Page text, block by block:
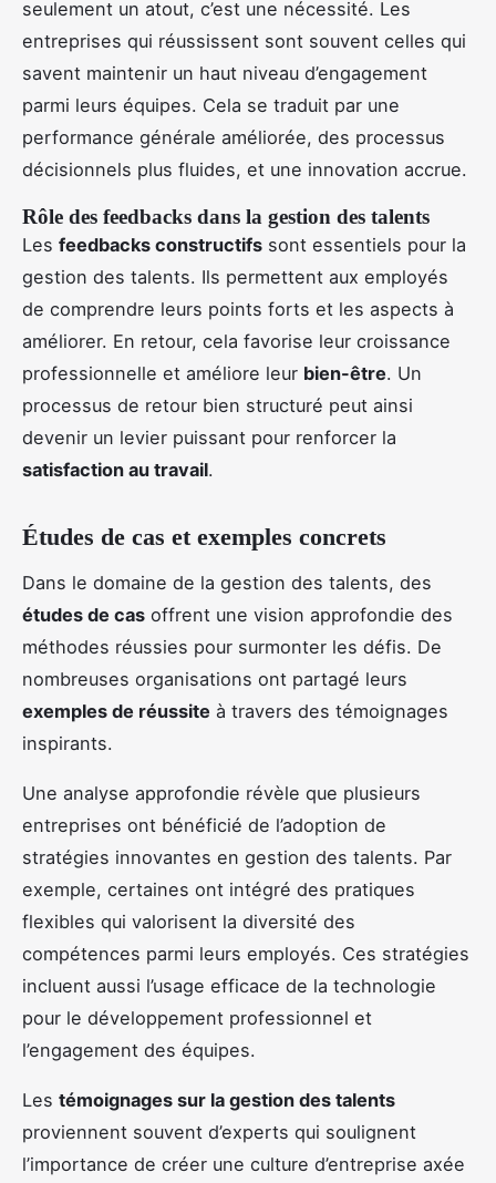
seulement un atout, c’est une nécessité. Les
entreprises qui réussissent sont souvent celles qui
savent maintenir un haut niveau d’engagement
parmi leurs équipes. Cela se traduit par une
performance générale améliorée, des processus
décisionnels plus fluides, et une innovation accrue.
Rôle des feedbacks dans la gestion des talents
Les feedbacks constructifs sont essentiels pour la
gestion des talents. Ils permettent aux employés
de comprendre leurs points forts et les aspects à
améliorer. En retour, cela favorise leur croissance
professionnelle et améliore leur bien-être. Un
processus de retour bien structuré peut ainsi
devenir un levier puissant pour renforcer la
satisfaction au travail.
Études de cas et exemples concrets
Dans le domaine de la gestion des talents, des
études de cas offrent une vision approfondie des
méthodes réussies pour surmonter les défis. De
nombreuses organisations ont partagé leurs
exemples de réussite à travers des témoignages
inspirants.
Une analyse approfondie révèle que plusieurs
entreprises ont bénéficié de l’adoption de
stratégies innovantes en gestion des talents. Par
exemple, certaines ont intégré des pratiques
flexibles qui valorisent la diversité des
compétences parmi leurs employés. Ces stratégies
incluent aussi l’usage efficace de la technologie
pour le développement professionnel et
l’engagement des équipes.
Les témoignages sur la gestion des talents
proviennent souvent d’experts qui soulignent
l’importance de créer une culture d’entreprise axée